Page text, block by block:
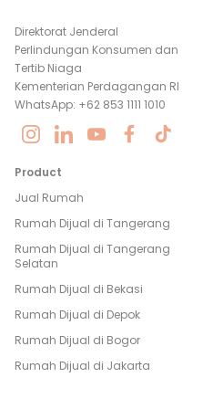
Direktorat Jenderal
Perlindungan Konsumen dan
Tertib Niaga
Kementerian Perdagangan RI
WhatsApp: +62 853 1111 1010
Product
Jual Rumah
Rumah Dijual di Tangerang
Rumah Dijual di Tangerang
Selatan
Rumah Dijual di Bekasi
Rumah Dijual di Depok
Rumah Dijual di Bogor
Rumah Dijual di Jakarta